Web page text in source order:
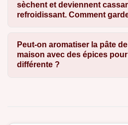
sèchent et deviennent
refroidissant. Comment
Peut-on aromatiser la pâte
maison avec des épices
différente ?